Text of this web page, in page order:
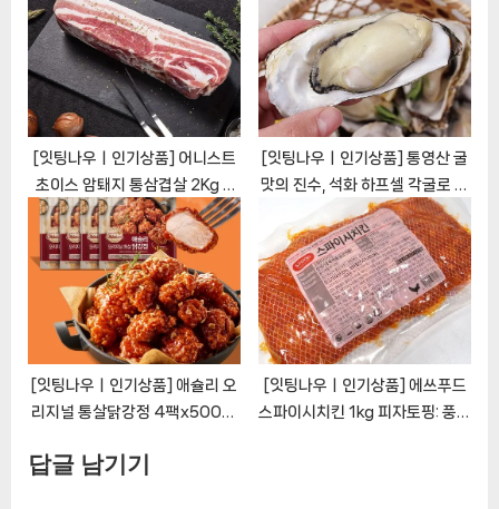
[EatingNOWㅣ추천상품] 품]
[잇팅나우ㅣ인기상품] 어니스트
초이스 암퇘지 통삼겹살 2Kg –
맛있고 건강한 선택
[EatingNOWㅣ추천상품]
[잇팅나우ㅣ인기상품] 통영산 굴
맛의 진수, 석화 하프셀 각굴로 건
강한 삶 [EatingNOWㅣ추천상
품]
[잇팅나우ㅣ인기상품] 애슐리 오
리지널 통살닭강정 4팩x500G:
메이드 닭강정 [EatingNOWㅣ
[잇팅나우ㅣ인기상품] 에쓰푸드
스파이시치킨 1kg 피자토핑: 풍부
답글 남기기